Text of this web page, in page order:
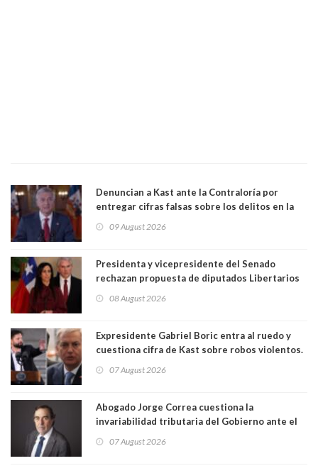
Denuncian a Kast ante la Contraloría por
entregar cifras falsas sobre los delitos en la
09 August 2026
Presidenta y vicepresidente del Senado
rechazan propuesta de diputados Libertarios
"Constituye un camino equivocado"
08 August 2026
Expresidente Gabriel Boric entra al ruedo y
cuestiona cifra de Kast sobre robos violentos.
07 August 2026
Abogado Jorge Correa cuestiona la
invariabilidad tributaria del Gobierno ante el
democracia” y "defendemos la alternancia en el
07 August 2026